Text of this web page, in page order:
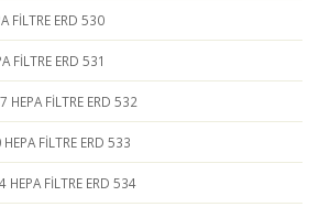
FİLTRE ERD 530
FİLTRE ERD 531
FİLTRE ERD 532
FİLTRE ERD 533
HEPA FİLTRE ERD 534